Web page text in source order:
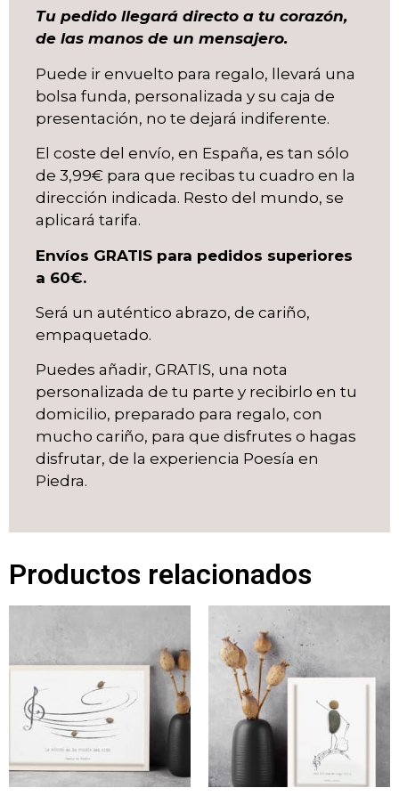
Tu pedido llegará directo a tu corazón,
de las manos de un mensajero.
Puede ir envuelto para regalo, llevará una
bolsa funda, personalizada y su caja de
presentación, no te dejará indiferente.
El coste del envío, en España, es tan sólo
de 3,99€ para que recibas tu cuadro en la
dirección indicada. Resto del mundo, se
aplicará tarifa.
Envíos GRATIS para pedidos superiores
a 60€.
Será un auténtico abrazo, de cariño,
empaquetado.
Puedes añadir, GRATIS, una nota
personalizada de tu parte y recibirlo en tu
domicilio, preparado para regalo, con
mucho cariño, para que disfrutes o hagas
disfrutar, de la experiencia Poesía en
Piedra.
Productos relacionados